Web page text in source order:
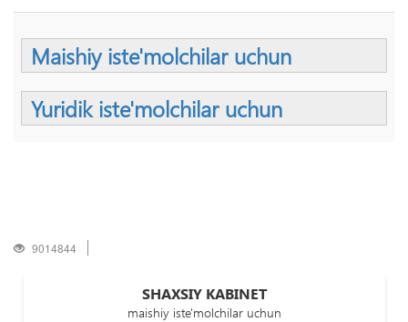
Maishiy iste'molchilar uchun
Yuridik iste'molchilar uchun
9014844
SHAXSIY KABINET
maishiy iste'molchilar uchun